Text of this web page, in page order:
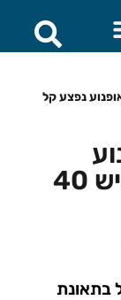
נפצע קל
נפצע קל בתאונה בכביש 40
קל בתאונת